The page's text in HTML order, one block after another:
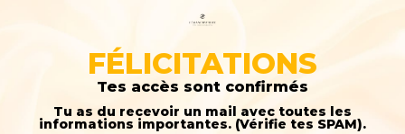
FÉLICITATIONS
Tes accès sont confirmés
Tu as du recevoir un mail avec toutes les
informations importantes. (Vérifie tes SPAM).